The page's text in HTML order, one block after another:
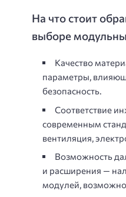
На что стоит
выборе
Качество
параметры,
безопасность.
Соответствие
современным
вентиляция,
Возможность
и расширения —
модулей,